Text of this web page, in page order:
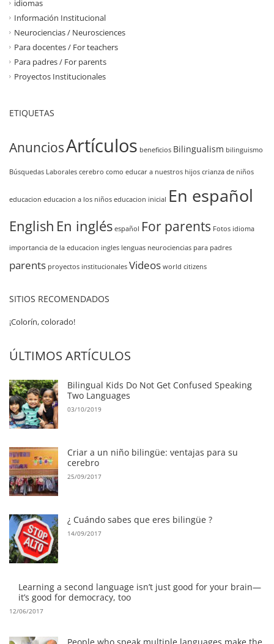
idiomas
Información Institucional
Neurociencias / Neurosciences
Para docentes / For teachers
Para padres / For parents
Proyectos Institucionales
ETIQUETAS
AnunciosArtículos beneficios Bilingualism bilinguismo
Búsquedas Laborales cerebro como educar a nuestros hijos crianza de niños
educacion educacion a los niños educacion inicial En español
English En inglés español For parents Fotos idioma
importancia de la educacion ingles lenguas neurociencias para padres
parents proyectos institucionales Videos world citizens
SITIOS RECOMENDADOS
¡Colorín, colorado!
ÚLTIMOS ARTÍCULOS
Bilingual Kids Do Not Get Confused Speaking
Two Languages
03/10/2019
Criar a un niño bilingüe: ventajas para su
cerebro
25/09/2017
¿ Cuándo sabes que eres bilingüe ?
14/09/2017
Learning a second language isn’t just good for your brain—
it’s good for democracy, too
12/06/2017